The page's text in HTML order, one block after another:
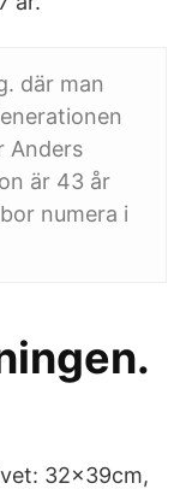
där man
Anders
är 43 år
numera i
32x39cm,